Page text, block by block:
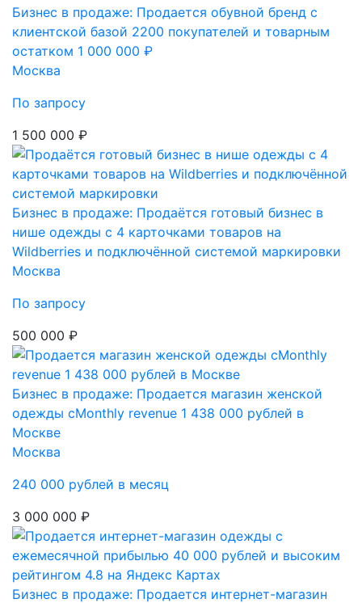
Бизнес в продаже: Продается обувной бренд с
клиентской базой 2200 покупателей и товарным
остатком 1 000 000 ₽
Москва
По запросу
1 500 000 ₽
Бизнес в продаже: Продаётся готовый бизнес в
нише одежды с 4 карточками товаров на
Wildberries и подключённой системой маркировки
Москва
По запросу
500 000 ₽
Бизнес в продаже: Продается магазин женской
одежды сMonthly revenue 1 438 000 рублей в
Москве
Москва
240 000 рублей в месяц
3 000 000 ₽
Бизнес в продаже: Продается интернет-магазин